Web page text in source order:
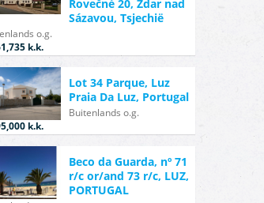
Rovečné 20, Zdar nad
Sázavou, Tsjechië
o.g.
k.k.
Lot 34 Parque, Luz
Praia Da Luz, Portugal
Buitenlands o.g.
k.k.
Beco da Guarda, nº 71
r/c or/and 73 r/c, LUZ,
PORTUGAL